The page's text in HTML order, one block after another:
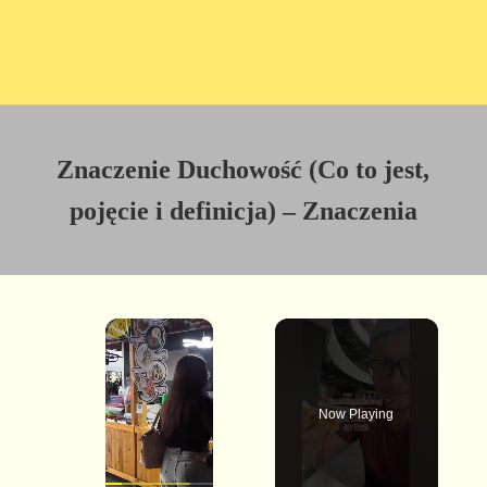
Znaczenie Duchowość (Co to jest,
pojęcie i definicja) – Znaczenia
×
Now Playing